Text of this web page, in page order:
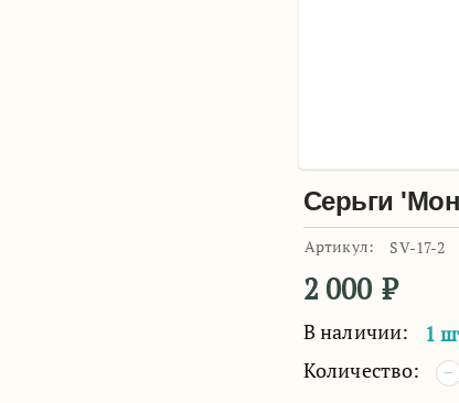
Серьги
Артикул: SV-17-2
2 000 ₽
В наличии:
1
Количество:
−